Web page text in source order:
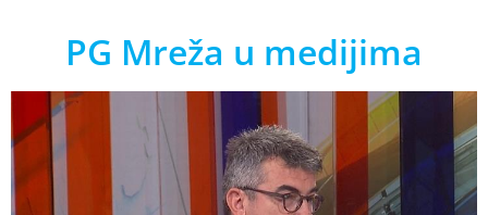
PG Mreža u medijima